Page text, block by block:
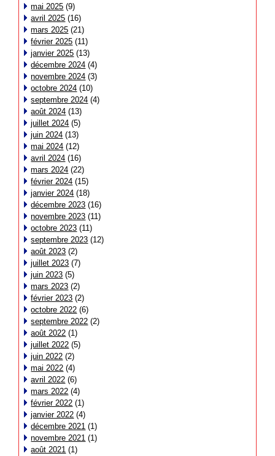
mai 2025 (9)
avril 2025 (16)
mars 2025 (21)
février 2025 (11)
janvier 2025 (13)
décembre 2024 (4)
novembre 2024 (3)
octobre 2024 (10)
septembre 2024 (4)
août 2024 (13)
juillet 2024 (5)
juin 2024 (13)
mai 2024 (12)
avril 2024 (16)
mars 2024 (22)
février 2024 (15)
janvier 2024 (18)
décembre 2023 (16)
novembre 2023 (11)
octobre 2023 (11)
septembre 2023 (12)
août 2023 (2)
juillet 2023 (7)
juin 2023 (5)
mars 2023 (2)
février 2023 (2)
octobre 2022 (6)
septembre 2022 (2)
août 2022 (1)
juillet 2022 (5)
juin 2022 (2)
mai 2022 (4)
avril 2022 (6)
mars 2022 (4)
février 2022 (1)
janvier 2022 (4)
décembre 2021 (1)
novembre 2021 (1)
août 2021 (1)